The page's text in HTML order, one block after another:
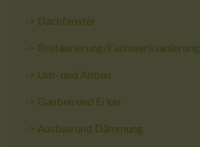
-> Dachfenster
-> Restaurierung/Fachwerksanierung
-> Um- und Anbau
-> Gauben und Erker
-> Ausbau und Dämmung